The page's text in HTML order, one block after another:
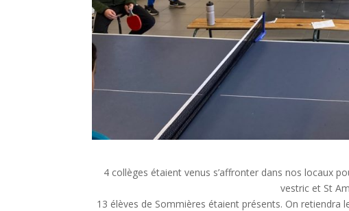
4 collèges étaient venus s’affronter dans nos locaux
vestric et St
13 élèves de Sommières étaient présents. On retiendra